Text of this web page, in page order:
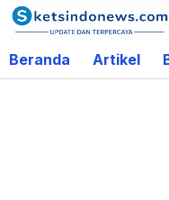
Lewati
ke
konten
Beranda Artikel